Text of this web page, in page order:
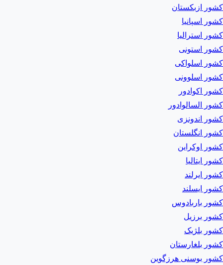
کشور ازبکستان
کشور اسپانیا
کشور استرالیا
کشور استونی
کشور اسلواکی
کشور اسلوونی
کشور اکوادور
کشور السالوادور
کشور اندونزی
کشور انگلستان
کشور اوکراین
کشور ایتالیا
کشور ایرلند
کشور ایسلند
کشور باربادوس
کشور برزیل
کشور بلژیک
کشور بلغارستان
کشور بوسنی هرزگوین